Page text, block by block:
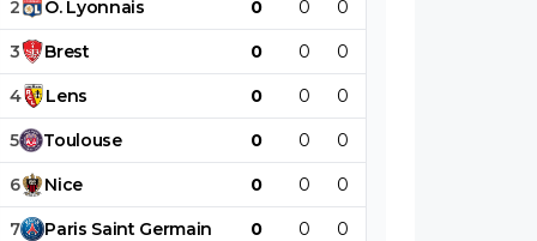
2 O. Lyonnais 0 0 0
3 Brest 0 0 0
4 Lens 0 0 0
5 Toulouse 0 0 0
6 Nice 0 0 0
7 Paris Saint Germain 0 0 0